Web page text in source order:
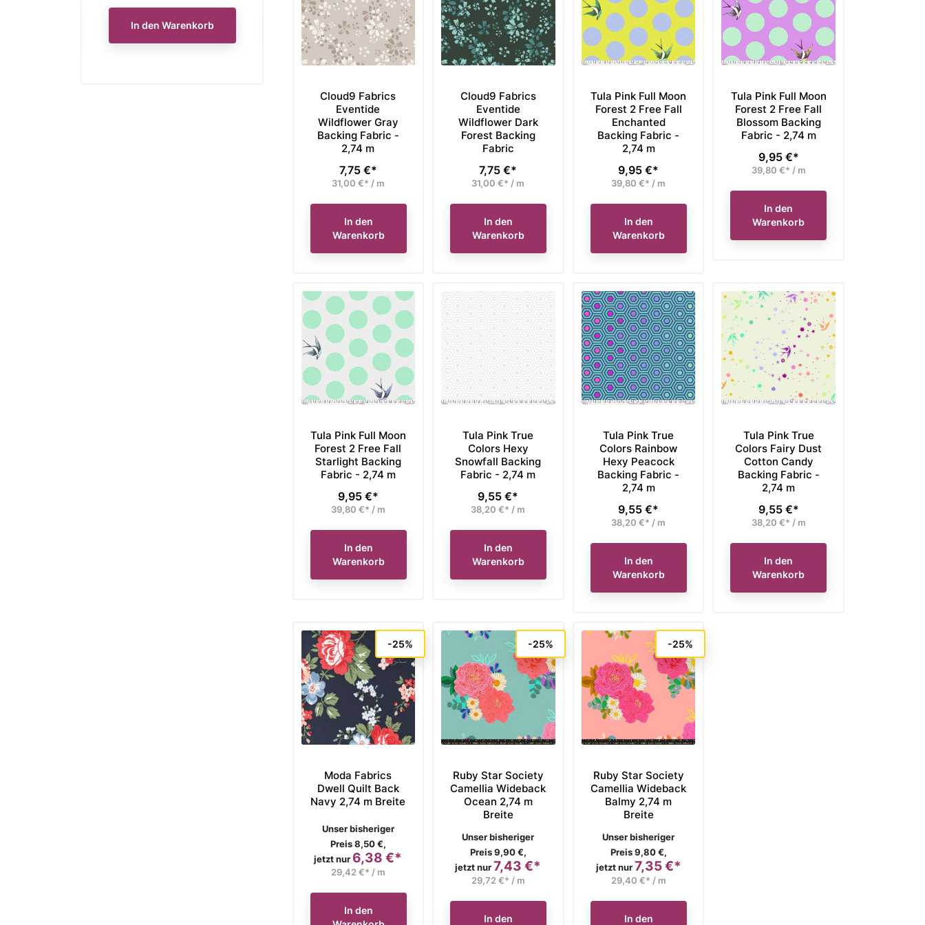
In den Warenkorb In den Warenkorb In den Warenkorb Ausverkauft In den Warenkorb
Cloud9 Fabrics
Eventide
Wildflower Gray
Backing Fabric -
2,74 m
Preis
7,75 €*
31,00 €* / m
In den
Warenkorb
Cloud9 Fabrics
Eventide
Wildflower Dark
Forest Backing
Fabric
Preis
7,75 €*
31,00 €* / m
In den
Warenkorb
Tula Pink Full Moon
Forest 2 Free Fall
Enchanted
Backing Fabric -
2,74 m
Preis
9,95 €*
39,80 €* / m
In den
Warenkorb
Tula Pink Full Moon
Forest 2 Free Fall
Blossom Backing
Fabric - 2,74 m
Preis
9,95 €*
39,80 €* / m
In den
Warenkorb
Tula Pink Full Moon
Forest 2 Free Fall
Starlight Backing
Fabric - 2,74 m
Preis
9,95 €*
39,80 €* / m
In den
Warenkorb
Tula Pink True
Colors Hexy
Snowfall Backing
Fabric - 2,74 m
Preis
9,55 €*
38,20 €* / m
In den
Warenkorb
Tula Pink True
Colors Rainbow
Hexy Peacock
Backing Fabric -
2,74 m
Preis
9,55 €*
38,20 €* / m
In den
Warenkorb
Tula Pink True
Colors Fairy Dust
Cotton Candy
Backing Fabric -
2,74 m
Preis
9,55 €*
38,20 €* / m
In den
Warenkorb
Moda Fabrics
Dwell Quilt Back
Navy 2,74 m Breite
Verkaufspreis
Unser bisheriger
Preis 8,50 €,
jetzt nur
-25%
Preis
6,38 €*
29,42 €* / m
In den
Ruby Star Society
Camellia Wideback
Ocean 2,74 m
Breite
Verkaufspreis
Unser bisheriger
Preis 9,90 €,
jetzt nur
-25%
Preis
7,43 €*
29,72 €* / m
In den
Ruby Star Society
Camellia Wideback
Balmy 2,74 m
Breite
Verkaufspreis
Unser bisheriger
Preis 9,80 €,
jetzt nur
-25%
Preis
7,35 €*
29,40 €* / m
In den